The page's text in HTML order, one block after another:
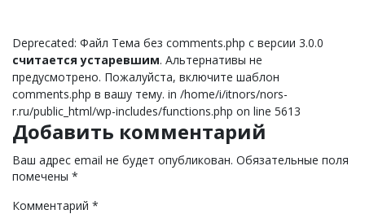
Deprecated: Файл Тема без comments.php с версии 3.0.0
считается устаревшим. Альтернативы не
предусмотрено. Пожалуйста, включите шаблон
comments.php в вашу тему. in /home/i/itnors/nors-
r.ru/public_html/wp-includes/functions.php on line 5613
Добавить комментарий
Ваш адрес email не будет опубликован. Обязательные поля
помечены *
Комментарий *